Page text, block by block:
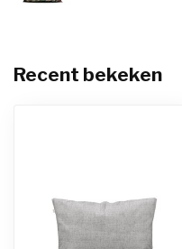
Recent bekeken